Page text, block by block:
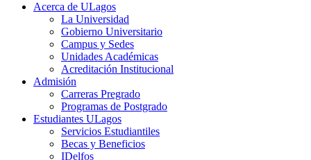
Acerca de ULagos
La Universidad
Gobierno Universitario
Campus y Sedes
Unidades Académicas
Acreditación Institucional
Admisión
Carreras Pregrado
Programas de Postgrado
Estudiantes ULagos
Servicios Estudiantiles
Becas y Beneficios
IDelfos